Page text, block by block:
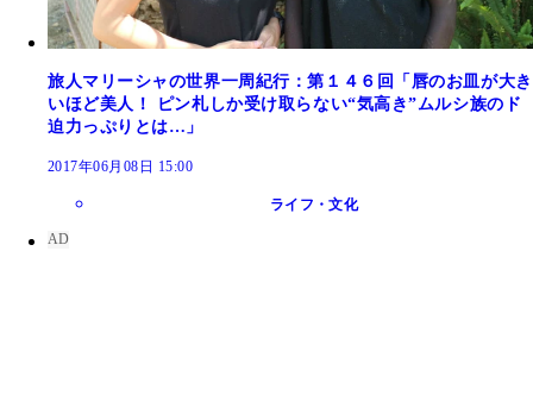
旅人マリーシャの世界一周紀行：第１４６回「唇のお皿が大き
いほど美人！ ピン札しか受け取らない“気高き”ムルシ族のド
迫力っぷりとは…」
2017年06月08日 15:00
ライフ・文化